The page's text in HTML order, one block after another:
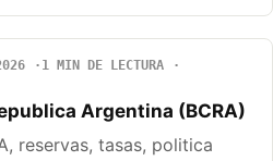
1 MIN DE LECTURA
Argentina (BCRA)
reservas, tasas, politica